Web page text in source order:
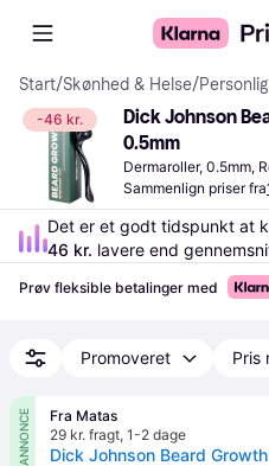
Start/Skønhed & Helse/
-46 kr.
Dick Johnson
0.5mm
Dermaroller, 0.5mm,
Sammenlign priser fra
46 kr. lavere end
Prøv fleksible betalinger med
Promoveret Pris
ANNONCE
Fra Matas
29 kr. fragt, 1-2 dage
Dick Johnson Beard